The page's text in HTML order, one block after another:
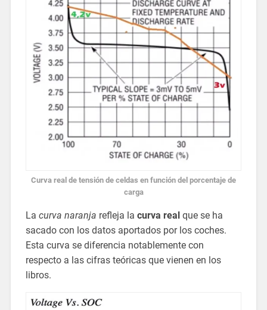
Curva real de tensión de celdas en función del porcentaje de
carga
La curva naranja refleja la curva realque se ha
sacado con los datos aportados por los coches.
Esta curva se diferencia notablemente con
respecto a las cifras teóricas que vienen en los
libros.